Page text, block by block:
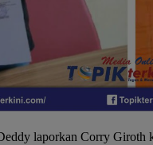
laporkan Corry Giroth